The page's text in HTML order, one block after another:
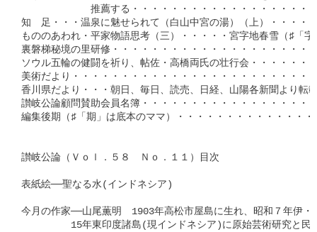
推薦する・・・・・・・・・・・・・・・・・・・・
知　足・・・温泉に魅せられて（白山中宮の湯）（上）・・・・
もののあわれ・平家物語思考（三）・・・・・宮字地春雪（♯「
裏磐梯秘境の里研修・・・・・・・・・・・・・・・・・・・・
ソウル五輪の健闘を祈り、帖佐・高橋両氏の壮行会・・・・・・
美術だより・・・・・・・・・・・・・・・・・・・・・・・・
香川県だより・・・朝日、毎日、読売、日経、山陽各新聞より転
讃岐公論顧問賛助会員名簿・・・・・・・・・・・・・・・・・
編集後期（♯「期」は底本のママ）・・・・・・・・・・・・・
讃岐公論（Ｖｏｌ．５８　Ｎｏ．１１）目次
表紙絵──聖なる水(インドネシア)
今月の作家──山尾薫明　1903年高松市屋島に生れ、昭和７年伊・
15年東印度諸島(現インドネシア)に原始芸術研究と民族